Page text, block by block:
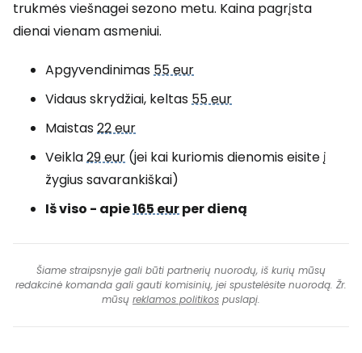
trukmės viešnagei sezono metu. Kaina pagrįsta
dienai vienam asmeniui.
Apgyvendinimas55 eur
Vidaus skrydžiai, keltas55 eur
Maistas22 eur
Veikla29 eur (jei kai kuriomis dienomis eisite į
žygius savarankiškai)
Iš viso - apie165 eurper dieną
Šiame straipsnyje gali būti partnerių nuorodų, iš kurių mūsų
redakcinė komanda gali gauti komisinių, jei spustelėsite nuorodą. Žr.
mūsų reklamos politikos puslapį.